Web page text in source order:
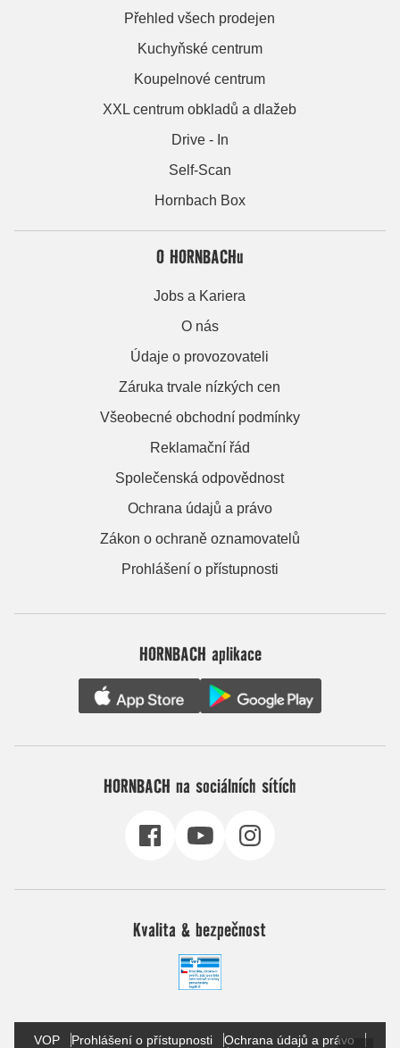
Přehled všech prodejen
Kuchyňské centrum
Koupelnové centrum
XXL centrum obkladů a dlažeb
Drive - In
Self-Scan
Hornbach Box
O HORNBACHu
Jobs a Kariera
O nás
Údaje o provozovateli
Záruka trvale nízkých cen
Všeobecné obchodní podmínky
Reklamační řád
Společenská odpovědnost
Ochrana údajů a právo
Zákon o ochraně oznamovatelů
Prohlášení o přístupnosti
HORNBACH aplikace
HORNBACH na sociálních sítích
Kvalita & bezpečnost
VOP Prohlášení o přístupnosti
Ochrana údajů a právo